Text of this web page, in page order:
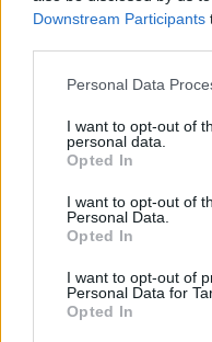
Downstream Participants
Personal Data
I want to opt-out of
personal data.
Opted In
I want to opt-out of
Personal Data.
Opted In
I want to opt-out of
Personal Data for
Opted In
Sää, ilmasto ja parhaat